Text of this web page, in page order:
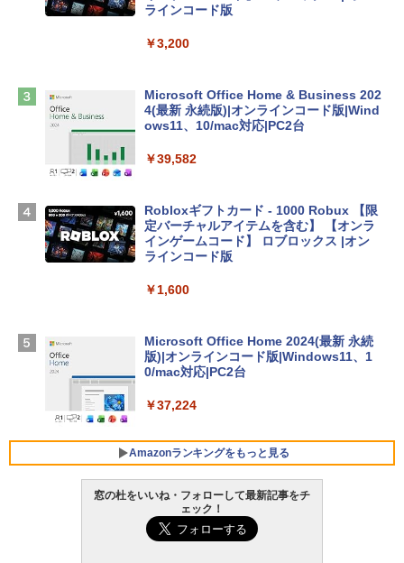
tomtoc 360°保護 15.6 16インチ パソコ
book Lenovo対応
Apple 2026 MacBook Air M5チップ搭載
igence、13.6インチLiquid Retinaディ
ラ、Touch ID - ミッドナイト + 3年延長
AppleCare+ for 13インチMacBook Air
(M5)|ダウンロード版
￥347,600
ン 15-fd 15.6インチ 16GBメモリ 512GB
SSD インテル Core 5
￥129,800
ersonal/Copilotキー搭載/Win 11/15.6型/
Core i5/16GB/SSD 512GB/ホワイト) FM
VWK3E15W_AZ
￥120,000
ラインコード版
￥3,200
Microsoft Office Home & Business 202
4(最新 永続版)|オンラインコード版|Wind
ows11、10/mac対応|PC2台
￥39,582
Robloxギフトカード - 1000 Robux 【限
定バーチャルアイテムを含む】 【オンラ
インゲームコード】 ロブロックス |オン
ラインコード版
￥1,600
Microsoft Office Home 2024(最新 永続
版)|オンラインコード版|Windows11、1
0/mac対応|PC2台
￥37,224
Amazonランキングをもっと見る
生成AIパスポート公式テキスト 第４版
Amazon Kindle Paperwhite (16GB) 7イ
ンチディスプレイ、色調調節ライト、12
窓の杜をいいね・フォローして最新記事をチ
ェック！